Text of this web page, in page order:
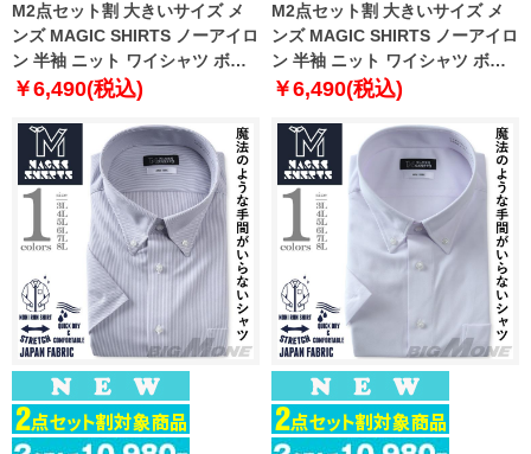
M2点セット割 大きいサイズ メ
ンズ MAGIC SHIRTS ノーアイロ
ン 半袖 ニット ワイシャツ ボタ
ンダウン 吸水速乾 ストレッチ 日
24bd
￥6,490(税込)
M2点セット割 大きいサイズ メ
ンズ MAGIC SHIRTS ノーアイロ
ン 半袖 ニット ワイシャツ ボタ
ンダウン 吸水速乾 ストレッチ 日
25bd
￥6,490(税込)